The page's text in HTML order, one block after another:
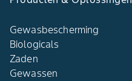
Gewasbescherming
Biologicals
Zaden
Gewassen